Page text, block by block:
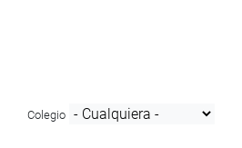
Colegio